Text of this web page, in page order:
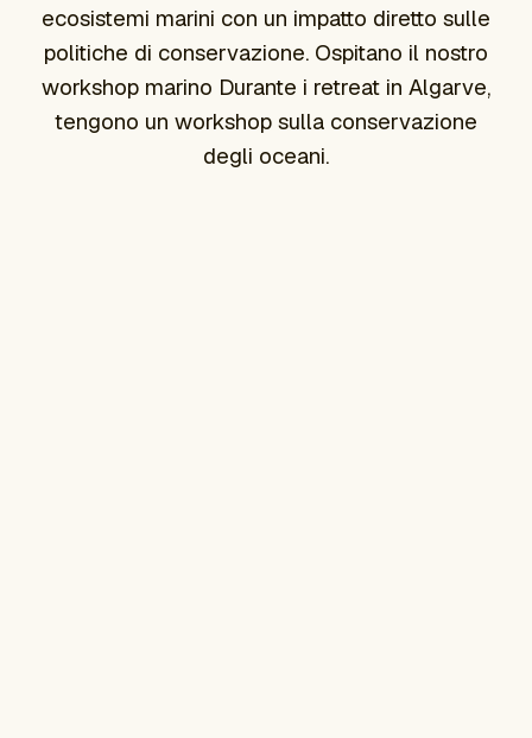
ecosistemi marini con un impatto diretto sulle
politiche di conservazione. Ospitano il nostro
workshop marino Durante i retreat in Algarve,
tengono un workshop sulla conservazione
degli oceani.